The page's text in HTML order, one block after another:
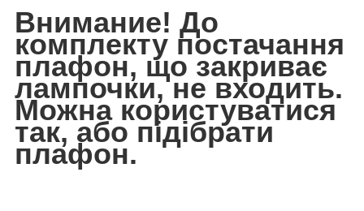
Внимание! До
комплекту постачання
плафон, що закриває
лампочки, не входить.
Можна користуватися
так, або підібрати
плафон.